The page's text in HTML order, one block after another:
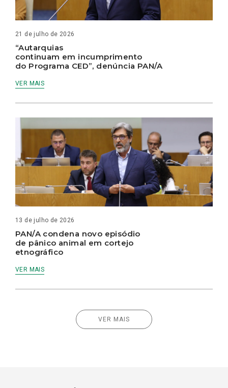
21 de julho de 2026
“Autarquias
continuam em incumprimento
do Programa CED”, denúncia PAN/A
VER MAIS
13 de julho de 2026
PAN/A condena novo episódio
de pânico animal em cortejo
etnográfico
VER MAIS
VER MAIS